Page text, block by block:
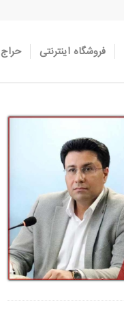
فروشگاه اینترنتی حراج